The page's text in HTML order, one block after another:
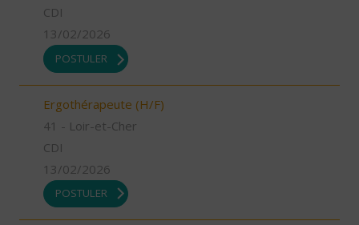
CDI
13/02/2026
POSTULER
Ergothérapeute (H/F)
41 - Loir-et-Cher
CDI
13/02/2026
POSTULER